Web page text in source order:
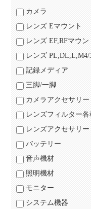
カメラ
レンズ Eマウント
レンズ EF,RFマウン
レンズ PL,DL,L,M4/
記録メディア
三脚/一脚
カメラアクセサリー
レンズフィルター各
レンズアクセサリー
バッテリー
音声機材
照明機材
モニター
システム機器